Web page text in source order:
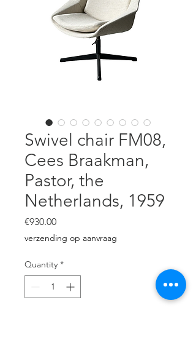
Swivel chair FM08,
Cees Braakman,
Pastor, the
Netherlands, 1959
€930.00Price
verzending op aanvraag
Quantity *